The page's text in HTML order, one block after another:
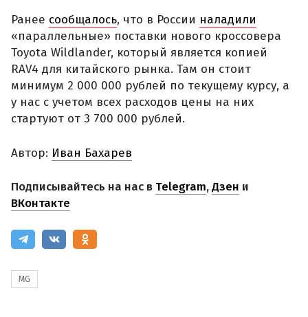
Ранее сообщалось, что в России наладили
«параллельные» поставки нового кроссовера
Toyota Wildlander, который является копией
RAV4 для китайского рынка. Там он стоит
минимум 2 000 000 рублей по текущему курсу, а
у нас с учетом всех расходов цены на них
стартуют от 3 700 000 рублей.
Автор: Иван Бахарев
Подписывайтесь на нас в Telegram,Дзен и
ВКонтакте
MG